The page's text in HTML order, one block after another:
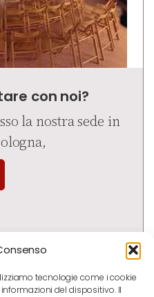
tecnologie come i cookie
del dispositivo. Il
con noi?
la nostra sede in